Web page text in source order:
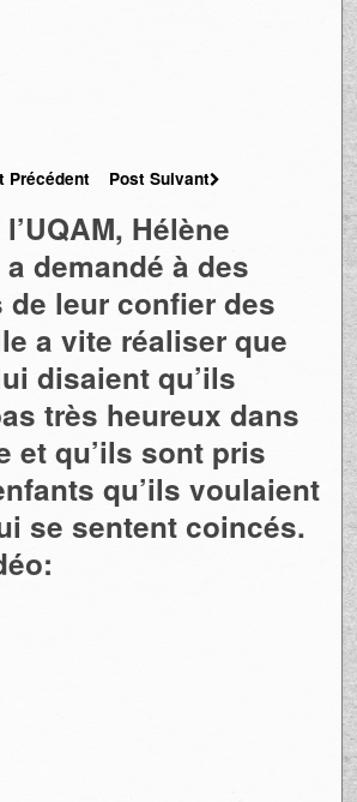
Précédent Post Suivant
Hélène
demandé à des
de leur confier des
a vite réaliser que
disaient qu’ils
très heureux dans
et qu’ils sont pris
qu’ils voulaient
se sentent coincés.